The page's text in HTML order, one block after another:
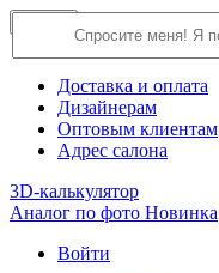
О компании
Доставка и оплата
Дизайнерам
Оптовым клиентам
Адрес салона
3D-калькулятор
Аналог по фото Новинка
Войти